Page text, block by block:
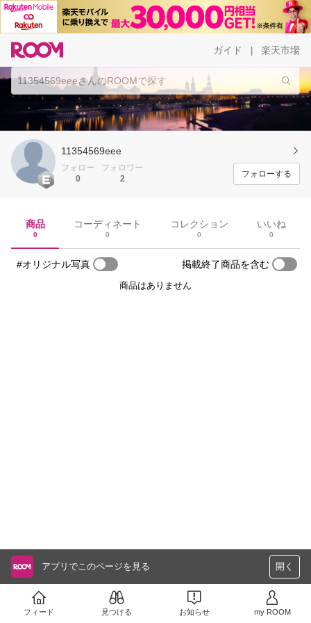
ガイド 楽天市場
11354569eee
フォロー
0
フォロワー
2
フォローする
商品
0
コーディネート
0
コレクション
0
いいね
0
#オリジナル写真 掲載終了商品を含む
商品はありません
アプリでこのページを見る 開く
フィード 見つける お知らせ my ROOM